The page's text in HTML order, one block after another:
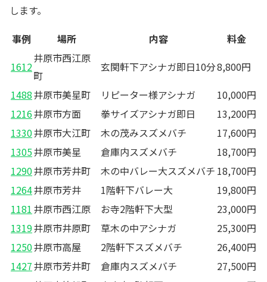
します。
事例
場所 内容
料金
1612
井原市西江原
町
玄関軒下アシナガ即日10分8,800円
1488井原市美星町 リピーター様アシナガ
10,000円
1216井原市方面 拳サイズアシナガ即日
13,200円
1330井原市大江町 木の茂みスズメバチ
17,600円
1305井原市美星 倉庫内スズメバチ
18,700円
1290井原市芳井町 木の中バレー大スズメバチ 18,700円
1264井原市芳井 1階軒下バレー大
19,800円
1181 井原市西江原 お寺2階軒下大型
23,000円
1319井原市井原町 草木の中アシナガ
25,300円
1250井原市高屋 2階軒下スズメバチ
26,400円
1427井原市芳井町 倉庫内スズメバチ
27,500円